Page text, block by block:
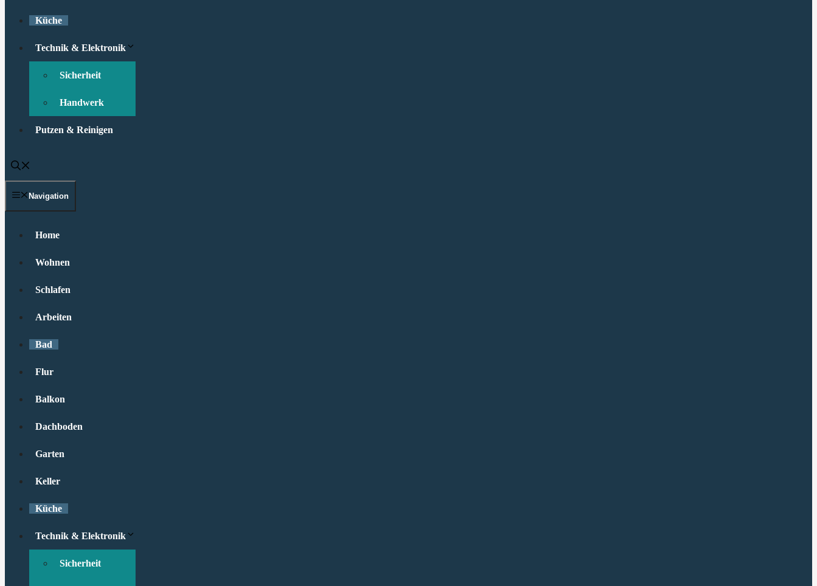
Küche
Technik & Elektronik
Sicherheit
Handwerk
Putzen & Reinigen
Navigation
Home
Wohnen
Schlafen
Arbeiten
Bad
Flur
Balkon
Dachboden
Garten
Keller
Küche
Technik & Elektronik
Sicherheit